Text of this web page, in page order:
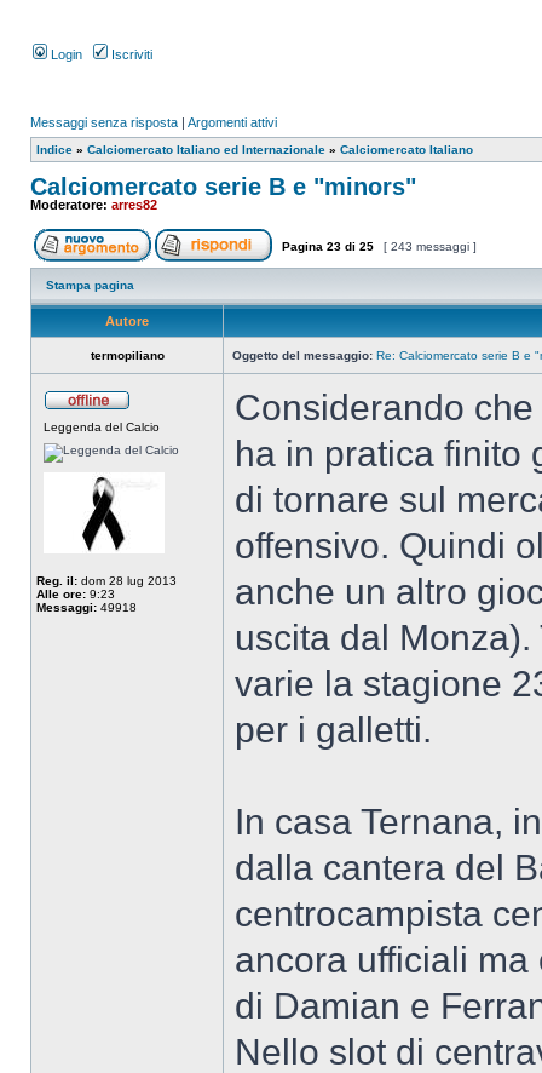
Login Iscriviti
Messaggi senza risposta | Argomenti attivi
Indice » Calciomercato Italiano ed Internazionale » Calciomercato Italiano
Calciomercato serie B e "minors"
Moderatore: arres82
Pagina 23 di 25 [ 243 messaggi ]
Stampa pagina
Autore
termopiliano Oggetto del messaggio: Re: Calciomercato serie B e
Leggenda del Calcio
Reg. il: dom 28 lug 2013
Alle ore: 9:23
Messaggi: 49918
Considerando
ha in pratica finito
di tornare sul
offensivo. Quindi
anche un altro
uscita dal
varie la stagione
per i galletti.
In casa Ternana,
dalla cantera del
centrocampista
ancora ufficiali
di Damian e
Nello slot di